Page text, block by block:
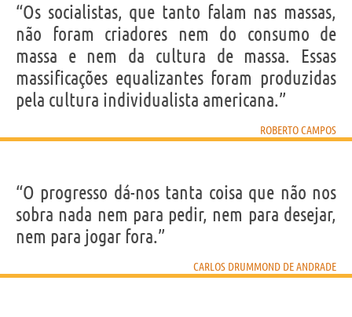
“Os socialistas, que tanto falam nas massas,
não foram criadores nem do consumo de
massa e nem da cultura de massa. Essas
massificações equalizantes foram produzidas
pela cultura individualista americana.”
ROBERTO CAMPOS
“O progresso dá-nos tanta coisa que não nos
sobra nada nem para pedir, nem para desejar,
nem para jogar fora.”
CARLOS DRUMMOND DE ANDRADE